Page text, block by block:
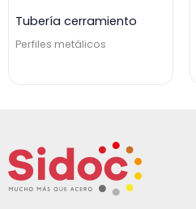
Tubería cerramiento
Perfiles metálicos